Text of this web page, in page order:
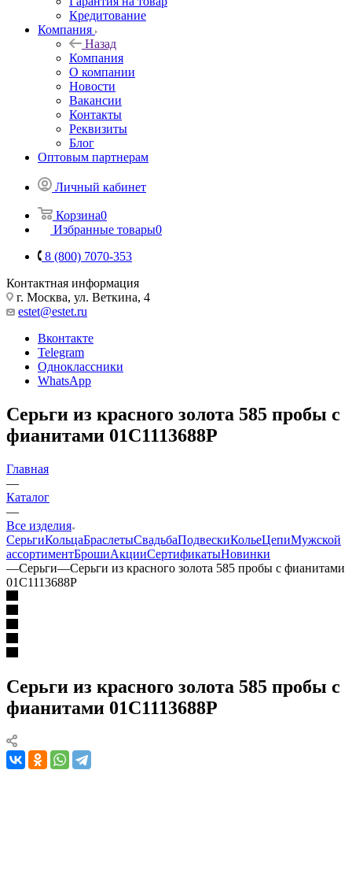
Кредитование
Компания
Назад
Компания
О компании
Новости
Вакансии
Контакты
Реквизиты
Блог
Оптовым партнерам
Личный кабинет
Корзина0
Избранные товары0
8 (800) 7070-353
Контактная информация
г. Москва, ул. Веткина, 4
estet@estet.ru
Вконтакте
Telegram
Одноклассники
WhatsApp
Серьги из красного золота 585 пробы с
фианитами 01С1113688Р
Главная
—
Каталог
—
Все изделия
СерьгиКольцаБраслетыСвадьбаПодвескиКольеЦепиМужской
ассортиментБрошиАкцииСертификатыНовинки
—Серьги—Серьги из красного золота 585 пробы с фианитами
01С1113688Р
Серьги из красного золота 585 пробы с
фианитами 01С1113688Р